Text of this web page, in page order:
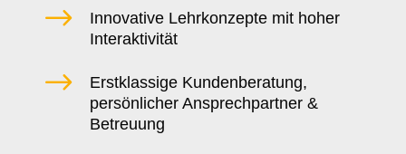
$
Innovative Lehrkonzepte mit hoher
Interaktivität
$
Erstklassige Kundenberatung,
persönlicher Ansprechpartner &
Betreuung